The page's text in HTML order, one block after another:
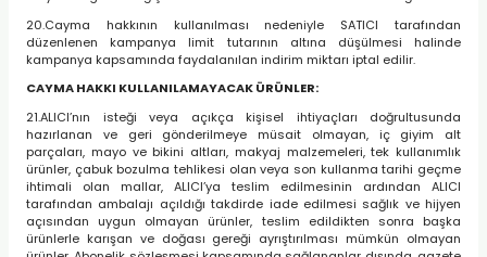
20.Cayma hakkının kullanılması nedeniyle SATICI tarafından
düzenlenen kampanya limit tutarının altına düşülmesi halinde
kampanya kapsamında faydalanılan indirim miktarı iptal edilir.
CAYMA HAKKI KULLANILAMAYACAK ÜRÜNLER:
21.ALICI’nın isteği veya açıkça kişisel ihtiyaçları doğrultusunda
hazırlanan ve geri gönderilmeye müsait olmayan, iç giyim alt
parçaları, mayo ve bikini altları, makyaj malzemeleri, tek kullanımlık
ürünler, çabuk bozulma tehlikesi olan veya son kullanma tarihi geçme
ihtimali olan mallar, ALICI’ya teslim edilmesinin ardından ALICI
tarafından ambalajı açıldığı takdirde iade edilmesi sağlık ve hijyen
açısından uygun olmayan ürünler, teslim edildikten sonra başka
ürünlerle karışan ve doğası gereği ayrıştırılması mümkün olmayan